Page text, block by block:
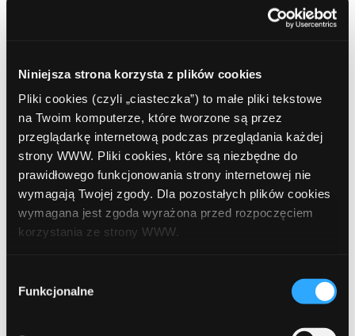
Niniejsza strona korzysta z plików cookies
Pliki cookies (czyli „ciasteczka”) to małe pliki tekstowe
na Twoim komputerze, które tworzone są przez
przeglądarkę internetową podczas przeglądania każdej
strony WWW. Pliki cookies, które są niezbędne do
prawidłowego funkcjonowania strony internetowej nie
wymagają Twojej zgody. Dla pozostałych plików cookies
wymagana jest zgoda wyrażona przed rozpoczęciem
korzystania ze strony WWW.
formy korzystania z plików cookies. Więcej:
Polityka
zgody
Funkcjonalne
Promuj Erste Bank Polska. Odbierz 100 zł za każde 2
Regulamin akcji promocyjnej “Sierpień z Kontem Smart”
Lato z mBankiem. Odbierz 800 zł za każde 5 rozliczonych
kont osobistych
Regulamin akcji promocyjnej mBanku – sierpień 2026
W sierpień promuj Konto Firmowe Online. Zyskaj CPS 600 zł